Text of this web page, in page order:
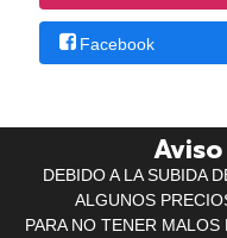
Facebook
DEBIDO A LA SUBIDA
ALGUNOS
PARA NO TENER